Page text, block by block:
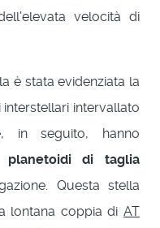
velocità di
è stata evidenziata la
intervallato
in seguito, hanno
planetoidi di taglia
Questa stella
lontana coppia di AT